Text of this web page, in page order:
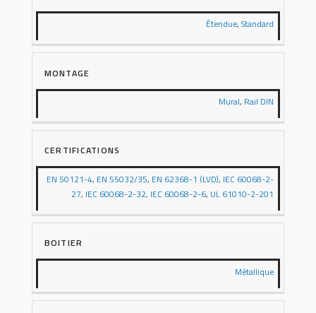
Étendue,Standard
MONTAGE
Mural, Rail DIN
CERTIFICATIONS
EN 50121-4, EN 55032/35, EN 62368-1 (LVD), IEC 60068-2-
27, IEC 60068-2-32, IEC 60068-2-6, UL 61010-2-201
BOITIER
Métallique